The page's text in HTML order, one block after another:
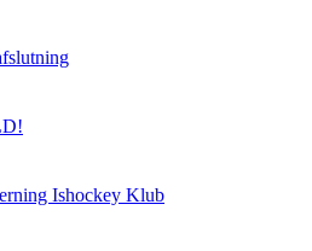
Ishockey Klub